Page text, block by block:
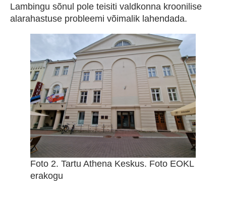
Lambingu sõnul pole teisiti valdkonna kroonilise
alarahastuse probleemi võimalik lahendada.
Foto 2. Tartu Athena Keskus. Foto EOKL
erakogu